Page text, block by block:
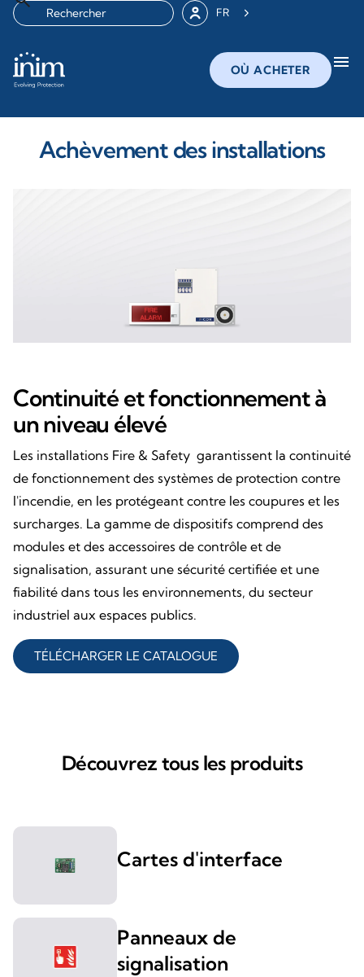
FR
OÙ ACHETER menu
Achèvement des installations
Continuité et fonctionnement à
un niveau élevé
Les installations Fire & Safety garantissent la continuité
de fonctionnement des systèmes de protection contre
l'incendie, en les protégeant contre les coupures et les
surcharges. La gamme de dispositifs comprend des
modules et des accessoires de contrôle et de
signalisation, assurant une sécurité certifiée et une
fiabilité dans tous les environnements, du secteur
industriel aux espaces publics.
TÉLÉCHARGER LE CATALOGUE
Découvrez tous les produits
Cartes d'interface
Panneaux de
signalisation